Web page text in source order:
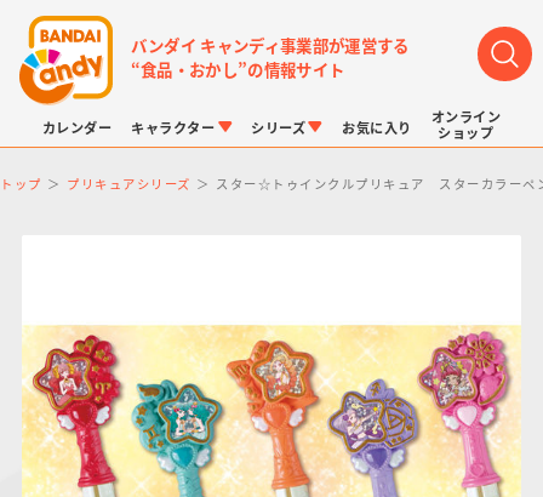
バンダイ キャンディ事業部が運営する
“食品・おかし”の情報サイト
カレンダー キャラクター
LINK TRAVELERS プリキュアシリーズ ドラゴンボール
シリーズ
チョコボックス チョコサプ ポケモンキッズ
お気に入り
オンライン
ショップ
トップ プリキュアシリーズ スター☆トゥインクルプリキュア スターカラーペ